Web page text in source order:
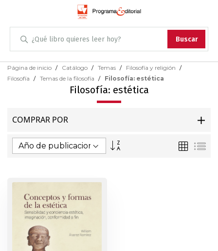
Buscar
Administración
Antropología
Biología
Ciencias
Ciencia política
Skip
Página de inicio Catálogo Temas
Filosofía y religión
Filosofía
Temas de la filosofía Filosofía: estética
Filosofía: estética
COMPRAR POR
Dirección
Parrilla